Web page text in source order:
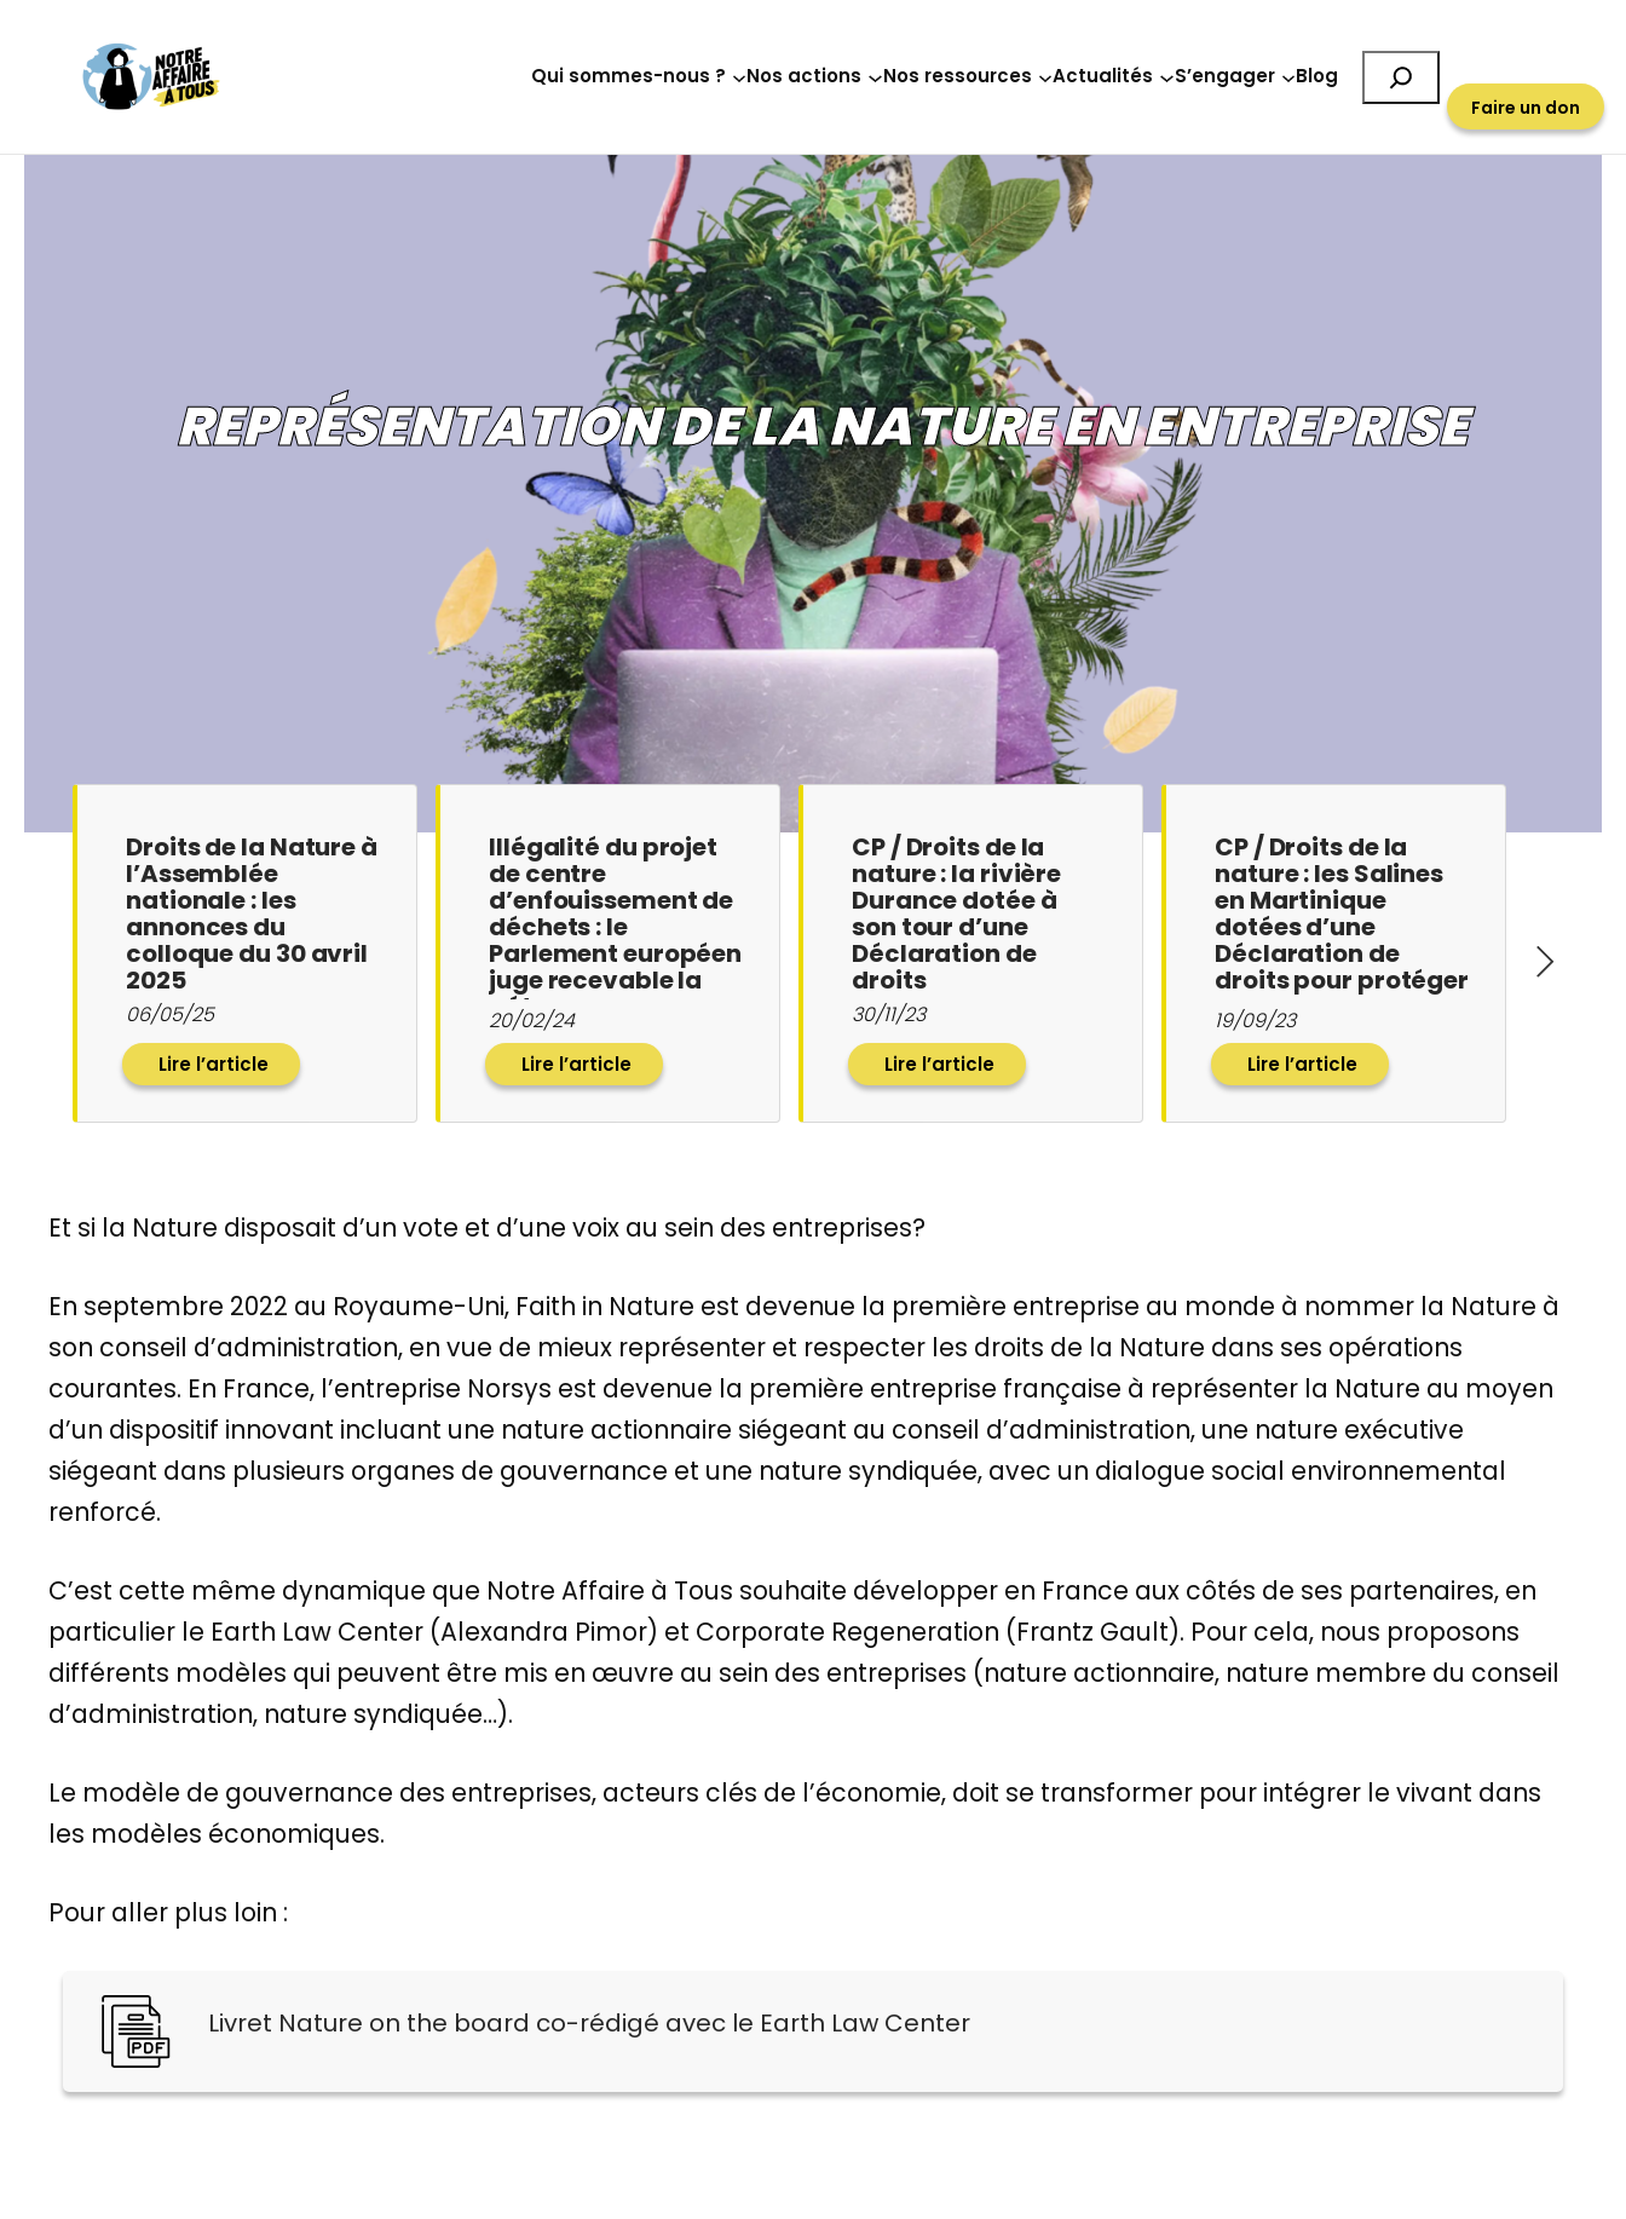
Qui sommes-nous ? Nos actions Nos ressources Actualités S’engager Blog
Faire un don
REPRÉSENTATION DE LA NATURE EN ENTREPRISE
Droits de la Nature à
l’Assemblée
nationale : les
annonces du
colloque du 30 avril
2025
06/05/25
Lire l’article
Illégalité du projet
de centre
d’enfouissement de
déchets : le
Parlement européen
juge recevable la
pét…
20/02/24
Lire l’article
CP / Droits de la
nature : la rivière
Durance dotée à
son tour d’une
Déclaration de
droits
30/11/23
Lire l’article
CP / Droits de la
nature : les Salines
en Martinique
dotées d’une
Déclaration de
droits pour protéger
ce…
19/09/23
Lire l’article
Et si la Nature disposait d’un vote et d’une voix au sein des entreprises?
En septembre 2022 au Royaume-Uni, Faith in Nature est devenue la première entreprise au monde à nommer la Nature à
son conseil d’administration, en vue de mieux représenter et respecter les droits de la Nature dans ses opérations
courantes. En France, l’entreprise Norsys est devenue la première entreprise française à représenter la Nature au moyen
d’un dispositif innovant incluant une nature actionnaire siégeant au conseil d’administration, une nature exécutive
siégeant dans plusieurs organes de gouvernance et une nature syndiquée, avec un dialogue social environnemental
renforcé.
C’est cette même dynamique que Notre Affaire à Tous souhaite développer en France aux côtés de ses partenaires, en
particulier le Earth Law Center (Alexandra Pimor) et Corporate Regeneration (Frantz Gault). Pour cela, nous proposons
différents modèles qui peuvent être mis en œuvre au sein des entreprises (nature actionnaire, nature membre du conseil
d’administration, nature syndiquée…).
Le modèle de gouvernance des entreprises, acteurs clés de l’économie, doit se transformer pour intégrer le vivant dans
les modèles économiques.
Pour aller plus loin :
Livret Nature on the board co-rédigé avec le Earth Law Center